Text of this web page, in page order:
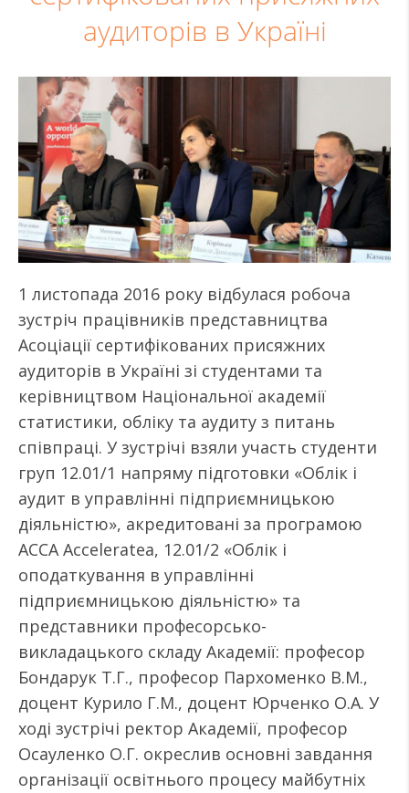
аудиторів в Україні
1 листопада 2016 року відбулася робоча
зустріч працівників представництва
Асоціації сертифікованих присяжних
аудиторів в Україні зі студентами та
керівництвом Національної академії
статистики, обліку та аудиту з питань
співпраці. У зустрічі взяли участь студенти
груп 12.01/1 напряму підготовки «Облік і
аудит в управлінні підприємницькою
діяльністю», акредитовані за програмою
АССА Acceleratea, 12.01/2 «Облік і
оподаткування в управлінні
підприємницькою діяльністю» та
представники професорсько-
викладацького складу Академії: професор
Бондарук Т.Г., професор Пархоменко В.М.,
доцент Курило Г.М., доцент Юрченко О.А. У
ході зустрічі ректор Академії, професор
Осауленко О.Г. окреслив основні завдання
організації освітнього процесу майбутніх